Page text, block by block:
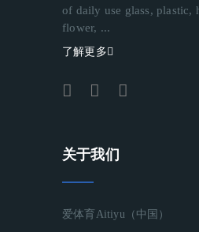
of daily use glass, plastic,
flower, ...
了解更多
关于我们
爱体育aitiyu（中国）